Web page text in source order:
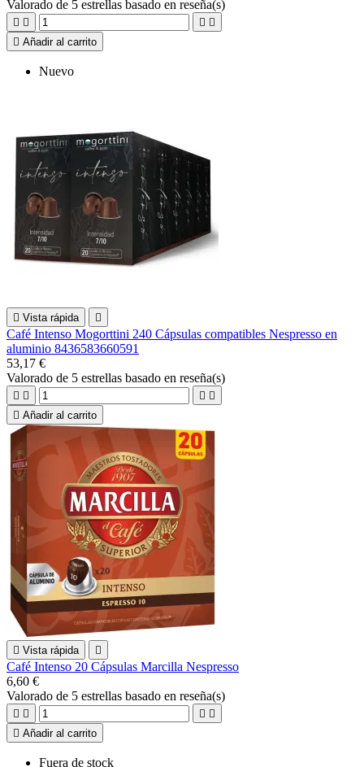
Valorado de 5 estrellas basado en reseña(s)
   
 Añadir al carrito
Nuevo
 Vista rápida 
Café Intenso Mogorttini 240 Cápsulas compatibles Nespresso en
aluminio 8436583660591
53,17 €
Valorado de 5 estrellas basado en reseña(s)
   
 Añadir al carrito
 Vista rápida 
Café Intenso 20 Cápsulas Marcilla Nespresso
6,60 €
Valorado de 5 estrellas basado en reseña(s)
   
 Añadir al carrito
Fuera de stock